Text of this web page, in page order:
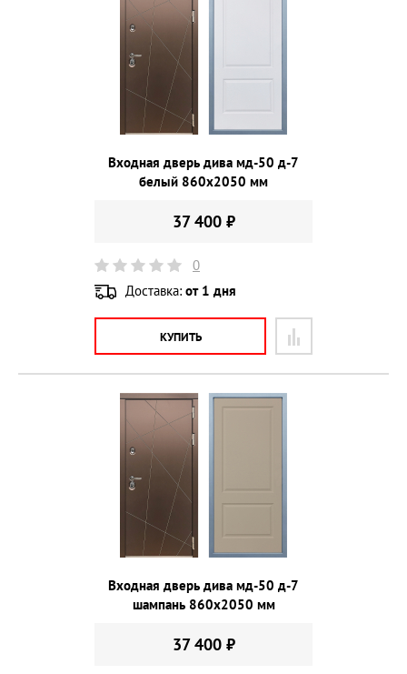
Входная дверь дива мд-50 д-7
белый 860х2050 мм
37 400 ₽
0
Доставка: от 1 дня
КУПИТЬ
Входная дверь дива мд-50 д-7
шампань 860х2050 мм
37 400 ₽